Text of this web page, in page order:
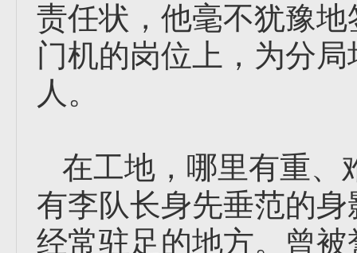
责任状，他毫不犹豫
门机的岗位上，为分
人。
在工地，哪里有重、
有李队长身先垂范的
经常驻足的地方。曾